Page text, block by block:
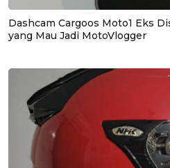
Dashcam Cargoos Moto1 Eks
yang Mau Jadi MotoVlogger